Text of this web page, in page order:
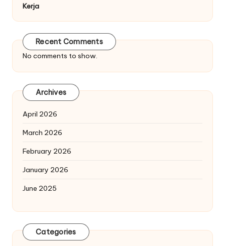
Kerja
Recent Comments
No comments to show.
Archives
April 2026
March 2026
February 2026
January 2026
June 2025
Categories